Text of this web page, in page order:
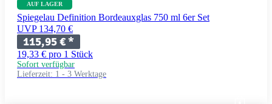
AUF LAGER
Spiegelau Definition Bordeauxglas 750 ml 6er Set
UVP 134,70 €
115,95 €*
19,33 € pro 1 Stück
Sofort verfügbar
Lieferzeit: 1 - 3 Werktage